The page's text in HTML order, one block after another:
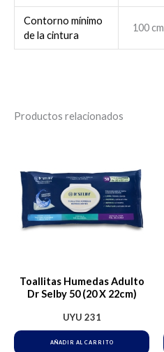
Contorno mínimo
de la cintura
100 cm
Productos relacionados
Toallitas Humedas Adulto
Dr Selby 50 (20 X 22cm)
UYU 231
AÑADIR AL CARRITO